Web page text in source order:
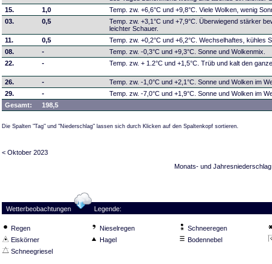
15.
1,0
Temp. zw. +6,6°C und +9,8°C. Viele Wolken, wenig
03.
0,5
Temp. zw. +3,1°C und +7,9°C. Überwiegend stärker
leichter Schauer.
11.
0,5
Temp. zw. +0,2°C und +6,2°C. Wechselhaftes, kühles
08.
-
Temp. zw. -0,3°C und +9,3°C. Sonne und Wolkenmix.
22.
- Temp. zw. + 1.2°C und +1,5°C. Trüb und kalt den
26. -
Temp. zw. -1,0°C und +2,1°C. Sonne und Wolken im
29.
-
Temp. zw. -7,0°C und +1,9°C. Sonne und Wolken im
Gesamt:
198,5
Die Spalten "Tag" und "Niederschlag" lassen sich durch Klicken auf den Spaltenkopf sortieren.
< Oktober 2023
Monats- und Jahresniederschlag
Wetterbeobachtungen Legende:
Regen Nieselregen
Schneeregen
Eiskörner
Hagel
Bodennebel
Schneegriesel